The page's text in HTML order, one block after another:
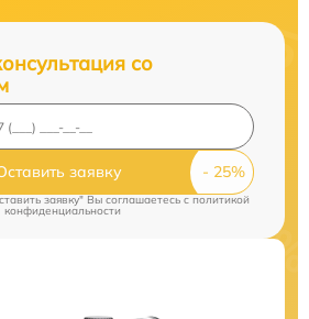
со
заявку
заявку" Вы соглашаетесь cполитикой
конфиденциальности